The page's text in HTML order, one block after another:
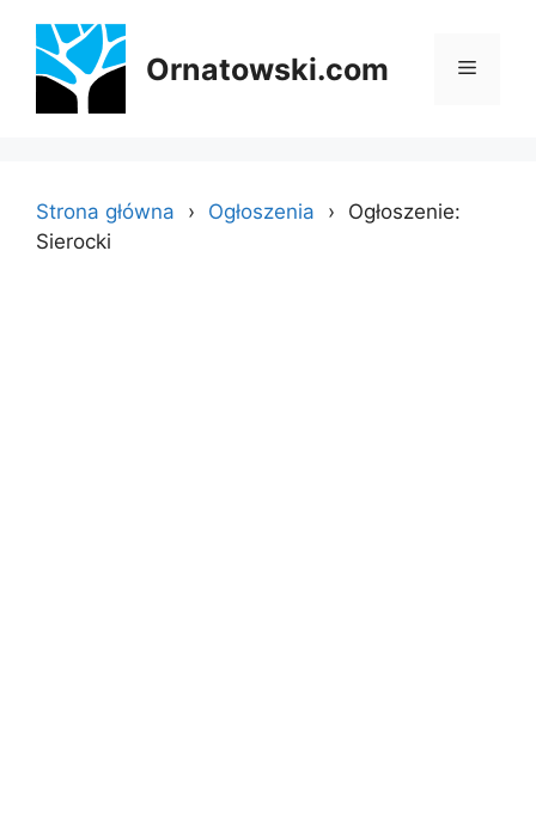
treści
Ornatowski.com Menu
Strona główna Ogłoszenia
Ogłoszenie:
Sierocki